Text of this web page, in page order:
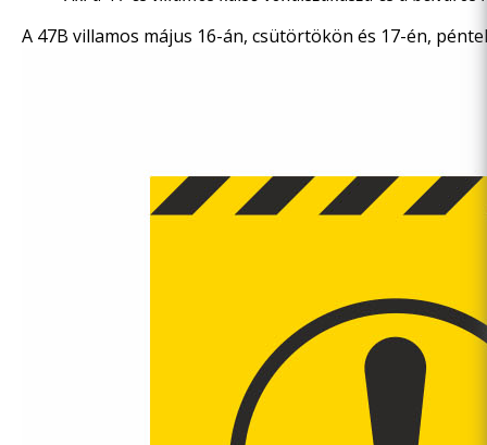
A 47B villamos május 16-án, csütörtökön és 17-én,